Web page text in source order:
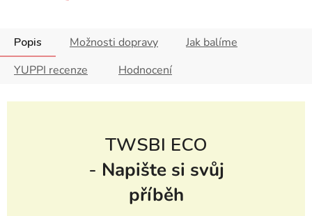
Popis Možnosti dopravy
Jak balíme
YUPPI recenze
Hodnocení
TWSBI ECO
- Napište si svůj
příběh